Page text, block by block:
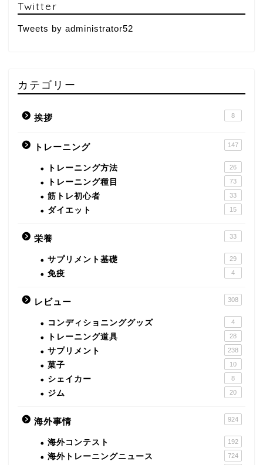
Twitter
Tweets by administrator52
カテゴリー
挨拶 8
トレーニング 147
トレーニング方法 26
トレーニング種目 73
筋トレ初心者 33
ダイエット 15
栄養 33
サプリメント基礎 29
免疫 4
レビュー 308
コンディショニンググッズ 4
トレーニング道具 28
サプリメント 238
菓子 10
シェイカー 8
ジム 20
海外事情 924
海外コンテスト 192
海外トレーニングニュース 724